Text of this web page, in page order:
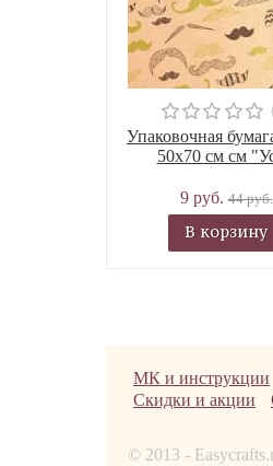
Упаковочная
50х70 см см
9 руб.44 руб.
В корзину
МК и инструкции
Скидки и акции
© 2013 -